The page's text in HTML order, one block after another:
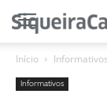
Início Informativos
Informativos